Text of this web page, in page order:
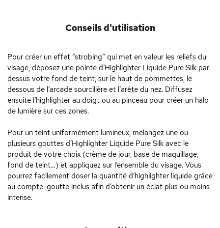
Conseils d'utilisation
Pour créer un effet “strobing” qui met en valeur les reliefs du
visage, déposez une pointe d’Highlighter Liquide Pure Silk par
dessus votre fond de teint, sur le haut de pommettes, le
dessous de l’arcade sourcilière et l’arête du nez. Diffusez
ensuite l’highlighter au doigt ou au pinceau pour créer un halo
de lumière sur ces zones.
Pour un teint uniformément lumineux, mélangez une ou
plusieurs gouttes d’Highlighter Liquide Pure Silk avec le
produit de votre choix (crème de jour, base de maquillage,
fond de teint…) et appliquez sur l’ensemble du visage. Vous
pourrez facilement doser la quantité d’highlighter liquide grâce
au compte-goutte inclus afin d’obtenir un éclat plus ou moins
intense.